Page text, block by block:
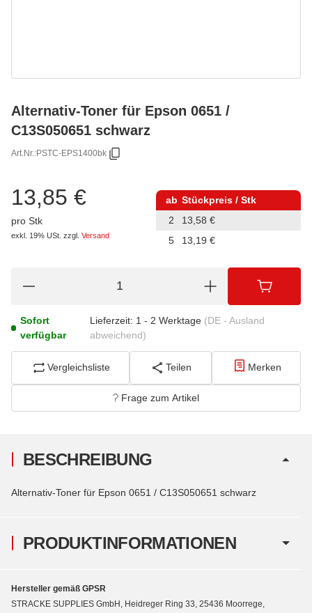
Alternativ-Toner für Epson 0651 /
C13S050651 schwarz
Art.Nr.:PSTC-EPS1400bk
13,85 €
pro Stk
exkl. 19% USt. zzgl. Versand
ab Stückpreis / Stk
2
13,58 €
5
13,19 €
Sofort
verfügbar
Lieferzeit: 1 - 2 Werktage (DE - Ausland
abweichend)
Vergleichsliste Teilen Merken
Frage zum Artikel
PRODUKTINFORMATIONEN
BESCHREIBUNG
Alternativ-Toner für Epson 0651 / C13S050651 schwarz
Hersteller gemäß GPSR
STRACKE SUPPLIES GmbH, Heidreger Ring 33, 25436 Moorrege,